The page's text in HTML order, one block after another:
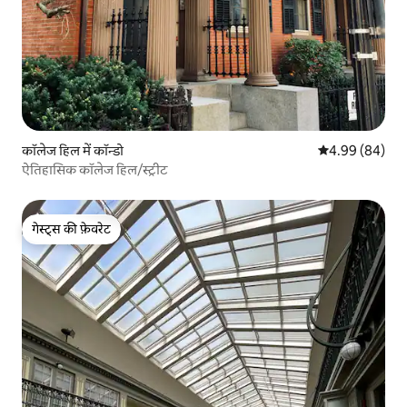
कॉलेज हिल में कॉन्डो औसत रेटिंग 5 में
4.99 (84)
ऐतिहासिक कॉलेज हिल/स्ट्रीट
गेस्ट्स की फ़ेवरेट
गेस्ट्स की फ़ेवरेट